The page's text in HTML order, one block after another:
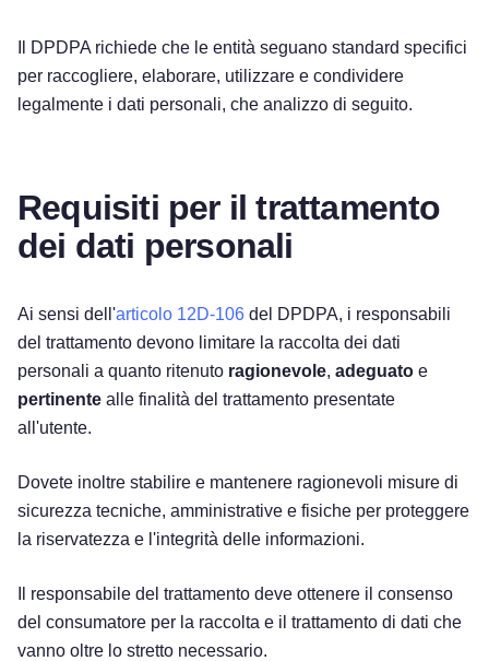
Il DPDPA richiede che le entità seguano standard specifici
per raccogliere, elaborare, utilizzare e condividere
legalmente i dati personali, che analizzo di seguito.
Requisiti per il trattamento
dei dati personali
Ai sensi dell'articolo 12D-106 del DPDPA, i responsabili
del trattamento devono limitare la raccolta dei dati
personali a quanto ritenuto ragionevole, adeguato e
pertinente alle finalità del trattamento presentate
all'utente.
Dovete inoltre stabilire e mantenere ragionevoli misure di
sicurezza tecniche, amministrative e fisiche per proteggere
la riservatezza e l'integrità delle informazioni.
Il responsabile del trattamento deve ottenere il consenso
del consumatore per la raccolta e il trattamento di dati che
vanno oltre lo stretto necessario.